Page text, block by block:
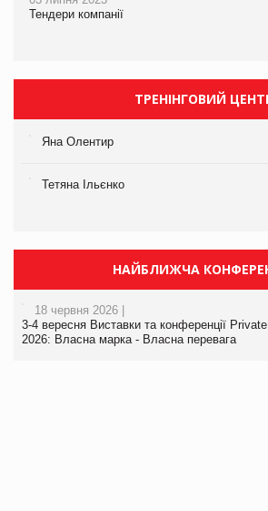
Тендери компанії
ТРЕНІНГОВИЙ
Яна Олентир
Тетяна Ільєнко
НАЙБЛИЖЧА
18 червня 2026 |
3-4 вересня Виставки та конференції
2026: Власна марка - Власна перевага